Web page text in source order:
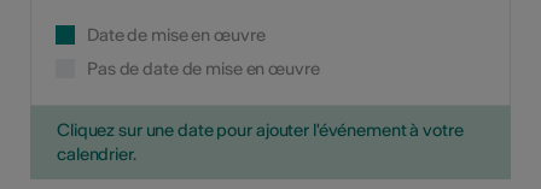
Date de mise en œuvre
Pas de date de mise en œuvre
Cliquez sur une date pour ajouter l'événement à votre
calendrier.